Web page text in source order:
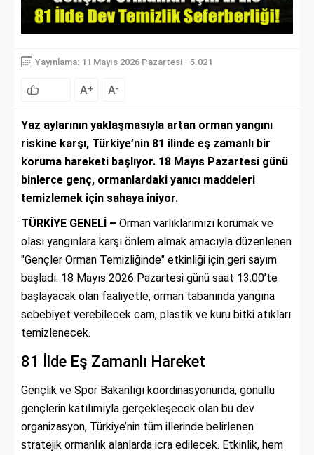
Yayınlama: 11 Mayıs 2026 Pazartesi - 5.021
A+ A-
Yaz aylarının yaklaşmasıyla artan orman yangını
riskine karşı, Türkiye’nin 81 ilinde eş zamanlı bir
koruma hareketi başlıyor. 18 Mayıs Pazartesi günü
binlerce genç, ormanlardaki yanıcı maddeleri
temizlemek için sahaya iniyor.
TÜRKİYE GENELİ – Orman varlıklarımızı korumak ve
olası yangınlara karşı önlem almak amacıyla düzenlenen
"Gençler Orman Temizliğinde" etkinliği için geri sayım
başladı. 18 Mayıs 2026 Pazartesi günü saat 13.00’te
başlayacak olan faaliyetle, orman tabanında yangına
sebebiyet verebilecek cam, plastik ve kuru bitki atıkları
temizlenecek.
81 İlde Eş Zamanlı Hareket
Gençlik ve Spor Bakanlığı koordinasyonunda, gönüllü
gençlerin katılımıyla gerçekleşecek olan bu dev
organizasyon, Türkiye’nin tüm illerinde belirlenen
stratejik ormanlık alanlarda icra edilecek. Etkinlik, hem